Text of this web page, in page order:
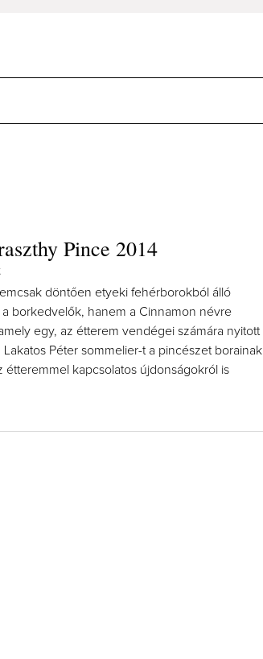
Pince 2014
döntően etyeki fehérborokból álló
borkedvelők, hanem a Cinnamon névre
egy, az étterem vendégei számára nyitott
Péter sommelier-t a pincészet borainak
étteremmel kapcsolatos újdonságokról is